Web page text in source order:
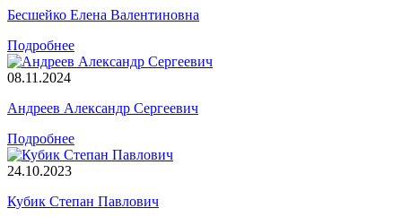
Бесшейко Елена Валентиновна
Подробнее
08.11.2024
Андреев Александр Сергеевич
Подробнее
24.10.2023
Кубик Степан Павлович